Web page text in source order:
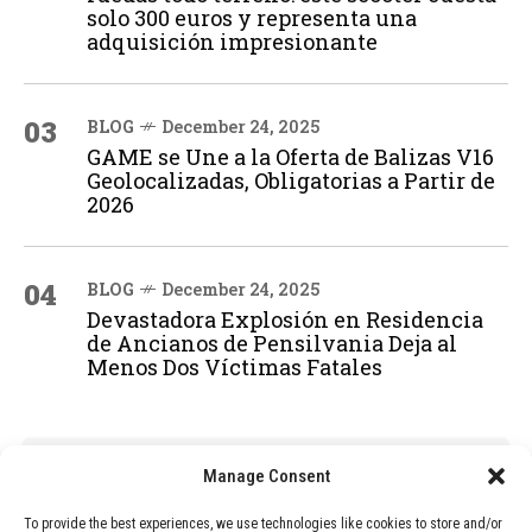
Manage Consent
To provide the best experiences, we use technologies like cookies to store and/or
solo 300 euros y representa una
adquisición impresionante
03 BLOG December 24, 2025
GAME se Une a la Oferta de Balizas V16
Geolocalizadas, Obligatorias a Partir de
2026
04 BLOG December 24, 2025
Devastadora Explosión en Residencia
de Ancianos de Pensilvania Deja al
Menos Dos Víctimas Fatales